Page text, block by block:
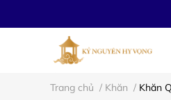
Trang chủ / Khăn / Khăn